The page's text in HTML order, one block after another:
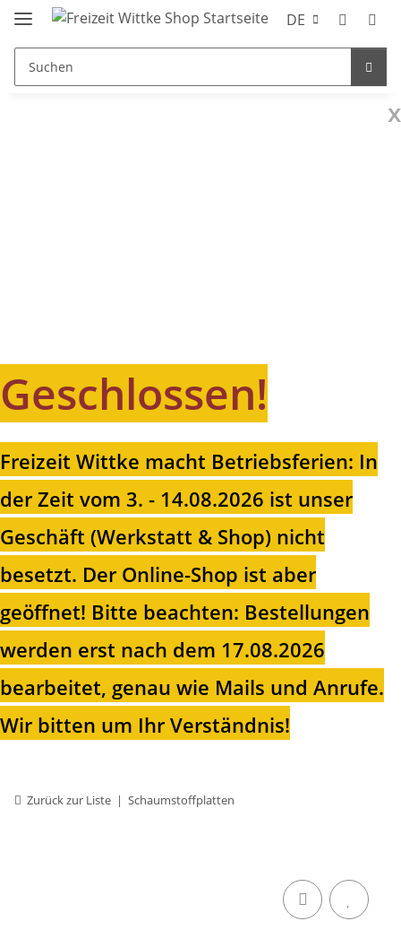
DE
x
Geschlossen!
Freizeit Wittke macht Betriebsferien: In
der Zeit vom 3. - 14.08.2026 ist unser
Geschäft (Werkstatt & Shop) nicht
besetzt. Der Online-Shop ist aber
geöffnet! Bitte beachten: Bestellungen
werden erst nach dem 17.08.2026
bearbeitet, genau wie Mails und Anrufe.
Wir bitten um Ihr Verständnis!
Zurück zur Liste Schaumstoffplatten